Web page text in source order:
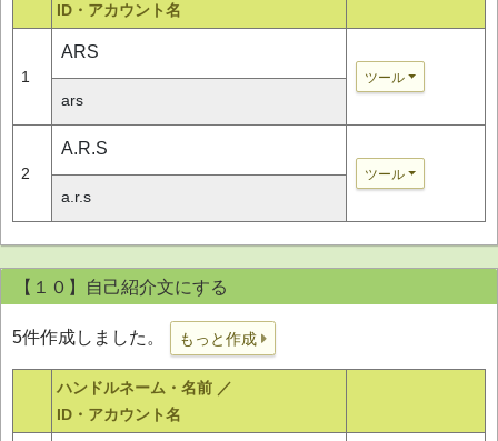
ID・アカウント名
1
ARS
ツール
ars
2
A.R.S
ツール
a.r.s
【１０】自己紹介文にする
5件作成しました。 もっと作成
ハンドルネーム・名前 ／
ID・アカウント名